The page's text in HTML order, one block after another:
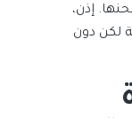
إذن،
لكن دون